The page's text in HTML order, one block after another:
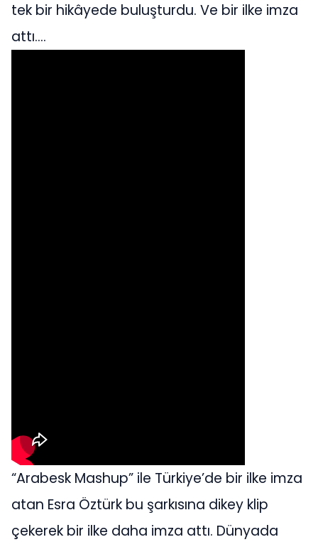
tek bir hikâyede buluşturdu. Ve bir ilke imza
attı….
“Arabesk Mashup” ile Türkiye’de bir ilke imza
atan Esra Öztürk bu şarkısına dikey klip
çekerek bir ilke daha imza attı. Dünyada